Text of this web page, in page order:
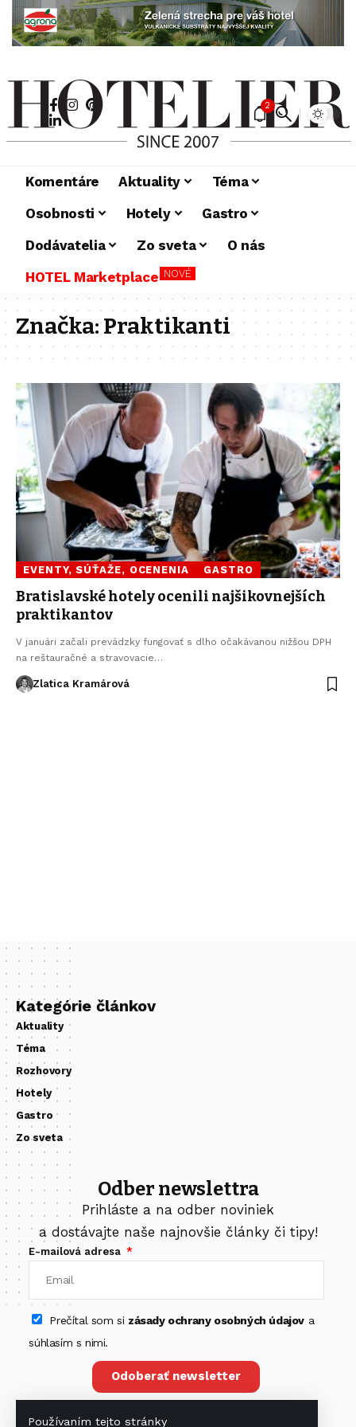
Používaním tejto stránky
2
Komentáre Aktuality
Téma
Osobnosti
Hotely
Gastro
Dodávatelia
Zo sveta
O nás
HOTEL Marketplace NOVÉ
Značka:Praktikanti
EVENTY, SÚŤAŽE, OCENENIA GASTRO
Bratislavské hotely ocenili najšikovnejších
praktikantov
V januári začali prevádzky fungovať s dlho očakávanou nižšou DPH
na reštauračné a stravovacie…
Zlatica Kramárová
Kategórie článkov
Aktuality
Téma
Rozhovory
Hotely
Gastro
Zo sveta
Odber newslettra
Prihláste a na odber noviniek
a dostávajte naše najnovšie články či tipy!
E-mailová adresa
Prečítal som si zásady ochrany osobných údajova
súhlasím s nimi.
Odoberať newsletter